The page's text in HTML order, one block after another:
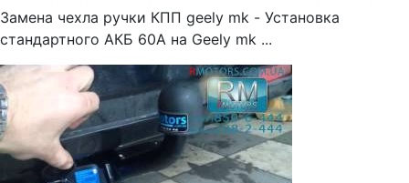
Замена чехла ручки КПП geely mk - Установка
стандартного АКБ 60А на Geely mk ...